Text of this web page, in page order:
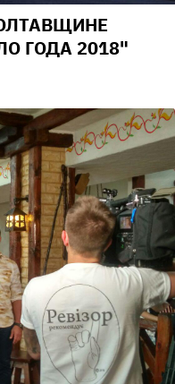
ГОДА 2018"